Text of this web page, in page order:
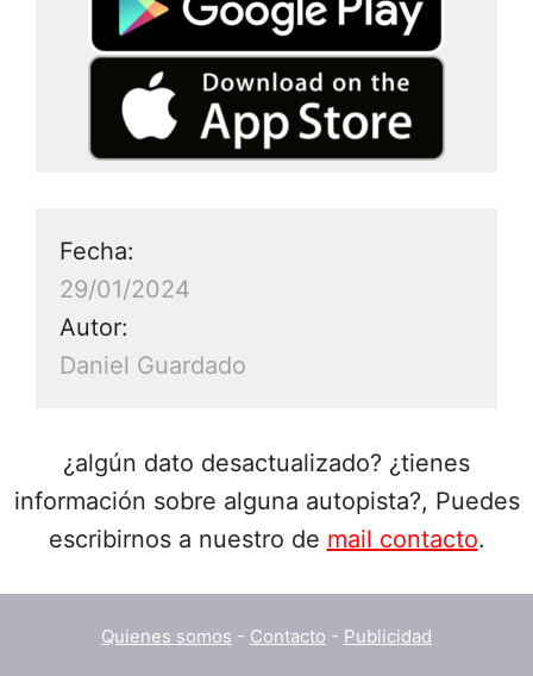
Fecha:
29/01/2024
Autor:
Daniel Guardado
¿algún dato desactualizado? ¿tienes
información sobre alguna autopista?, Puedes
escribirnos a nuestro de mail contacto.
Quienes somos - Contacto - Publicidad